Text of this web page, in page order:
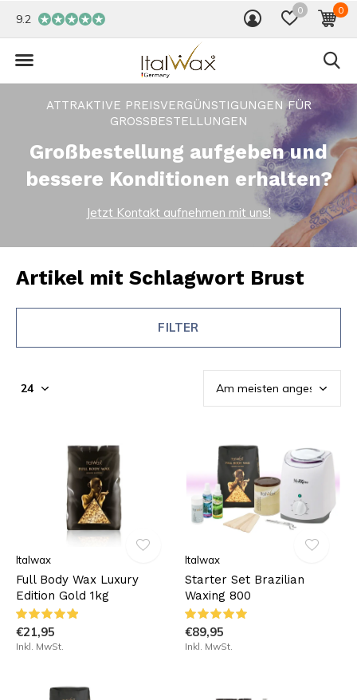
0 0
9.2
ATTRAKTIVE PREISVERGÜNSTIGUNGEN FÜR
GROSSBESTELLUNGEN
Großbestellung aufgeben und
bessere Konditionen erhalten?
Jetzt Kontakt aufnehmen mit uns!
Artikel mit Schlagwort Brust
FILTER
Italwax
Full Body Wax Luxury
Edition Gold 1kg
€21,95
Inkl. MwSt.
Italwax
Starter Set Brazilian
Waxing 800
€89,95
Inkl. MwSt.